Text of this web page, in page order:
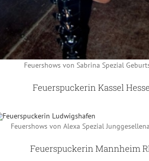
Feuershows von Sabrina Spezial
Feuerspuckerin Kassel
Feuershows von Alexa Spezial
Feuerspuckerin Mannheim